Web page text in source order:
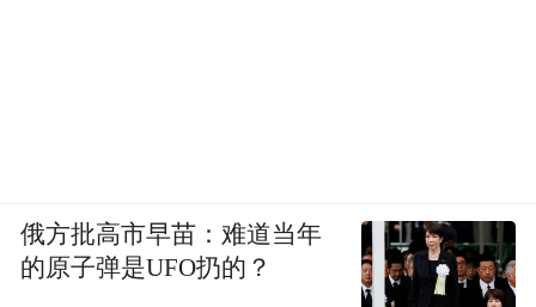
俄方批高市早苗：难道当年
的原子弹是UFO扔的？